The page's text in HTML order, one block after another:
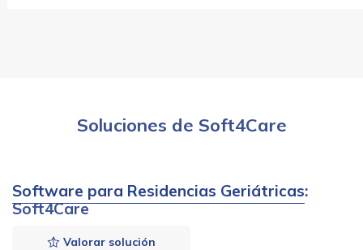
Soluciones de Soft4Care
Software para Residencias Geriátricas:
Soft4Care
Valorar solución